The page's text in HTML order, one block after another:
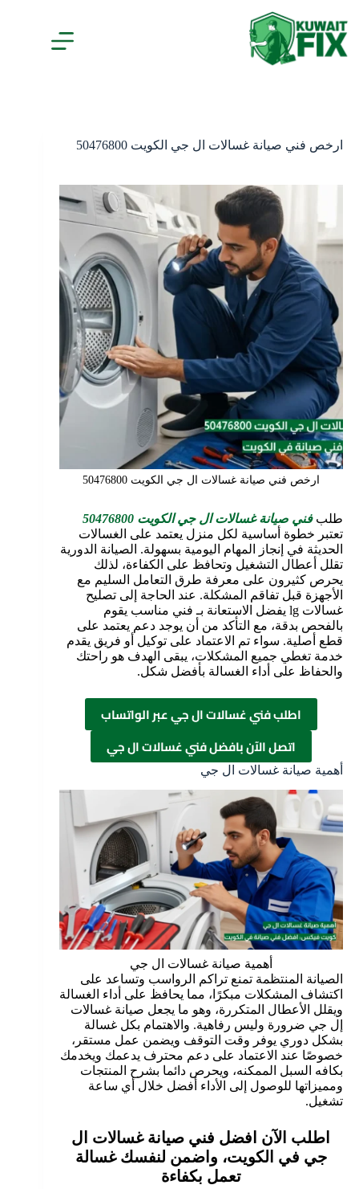
إلى
المحتوى
ارخص فني صيانة غسالات ال جي الكويت 50476800
ارخص فني صيانة غسالات ال جي الكويت 50476800
طلبفني صيانة غسالات ال جي الكويت 50476800
تعتبر خطوة أساسية لكل منزل يعتمد على الغسالات
الحديثة في إنجاز المهام اليومية بسهولة. الصيانة الدورية
تقلل أعطال التشغيل وتحافظ على الكفاءة، لذلك
يحرص كثيرون على معرفة طرق التعامل السليم مع
الأجهزة قبل تفاقم المشكلة. عند الحاجة إلى تصليح
غسالات lg يفضل الاستعانة بـ فني مناسب يقوم
بالفحص بدقة، مع التأكد من أن يوجد دعم يعتمد على
قطع أصلية. سواء تم الاعتماد على توكيل أو فريق يقدم
خدمة تغطي جميع المشكلات، يبقى الهدف هو راحتك
والحفاظ على أداء الغسالة بأفضل شكل.
اطلب فني غسالات ال جي عبر الواتساب
اتصل الآن بافضل فني غسالات ال جي
أهمية صيانة غسالات ال جي
أهمية صيانة غسالات ال جي
الصيانة المنتظمة تمنع تراكم الرواسب وتساعد على
اكتشاف المشكلات مبكرًا، مما يحافظ على أداء الغسالة
ويقلل الأعطال المتكررة، وهو ما يجعل صيانة غسالات
إل جي ضرورة وليس رفاهية. والاهتمام بكل غسالة
بشكل دوري يوفر وقت التوقف ويضمن عمل مستقر،
خصوصًا عند الاعتماد على دعم محترف يدعمك ويخدمك
بكافه السبل الممكنه، ويحرص دائما بشرح المنتجات
ومميزاتها للوصول إلى الأداء أفضل خلال أي ساعة
تشغيل.
اطلب الآن افضل فني صيانة غسالات ال
جي في الكويت، واضمن لنفسك غسالة
تعمل بكفاءة